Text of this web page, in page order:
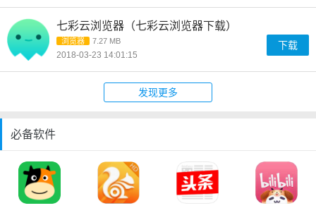
七彩云浏览器（七彩云浏览器下载）
浏览器 7.27 MB
2018-03-23 14:01:15
下载
发现更多
必备软件